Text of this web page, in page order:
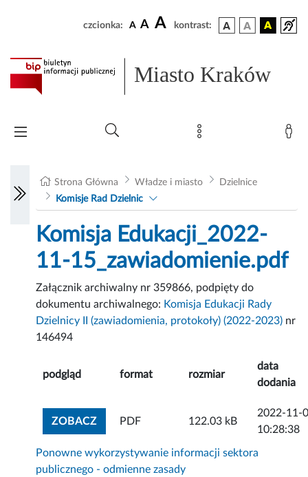
czcionka: A A A kontrast:
Miasto Kraków
Strona Główna Władze i miasto
Dzielnice
Komisje Rad Dzielnic
Komisja Edukacji_2022-
11-15_zawiadomienie.pdf
Załącznik archiwalny nr 359866, podpięty do
dokumentu archiwalnego: Komisja Edukacji Rady
Dzielnicy II (zawiadomienia, protokoły) (2022-2023) nr
146494
podgląd format rozmiar
data
dodania
ZOBACZZOBACZ ZAŁĄCZNIK
PDF 122.03 kB
2022-11-
10:28:38
Ponowne wykorzystywanie informacji sektora
publicznego - odmienne zasady